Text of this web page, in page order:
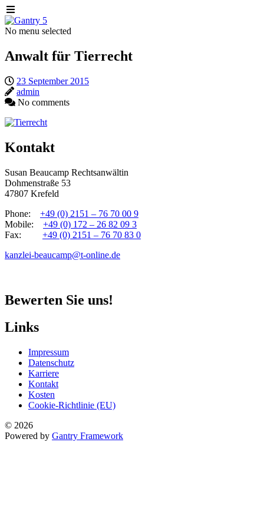
No menu selected
Anwalt für Tierrecht
23 September 2015
admin
No comments
Kontakt
Susan Beaucamp Rechtsanwältin
Dohmenstraße 53
47807 Krefeld
Phone: +49 (0) 2151 – 76 70 00 9
Mobile: +49 (0) 172 – 26 82 09 3
Fax: +49 (0) 2151 – 76 70 83 0
kanzlei-beaucamp@t-online.de
Bewerten Sie uns!
Links
Impressum
Datenschutz
Karriere
Kontakt
Kosten
Cookie-Richtlinie (EU)
© 2026
Powered by Gantry Framework